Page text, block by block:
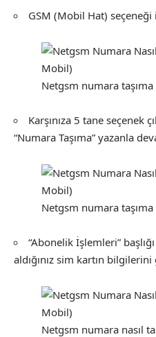
GSM (Mobil Hat)
Netgsm numara
Karşınıza 5 tane seçenek
“Numara Taşıma” yazanla
Netgsm numara
“Abonelik İşlemleri”
aldığınız sim kartın
Netgsm numara nasıl